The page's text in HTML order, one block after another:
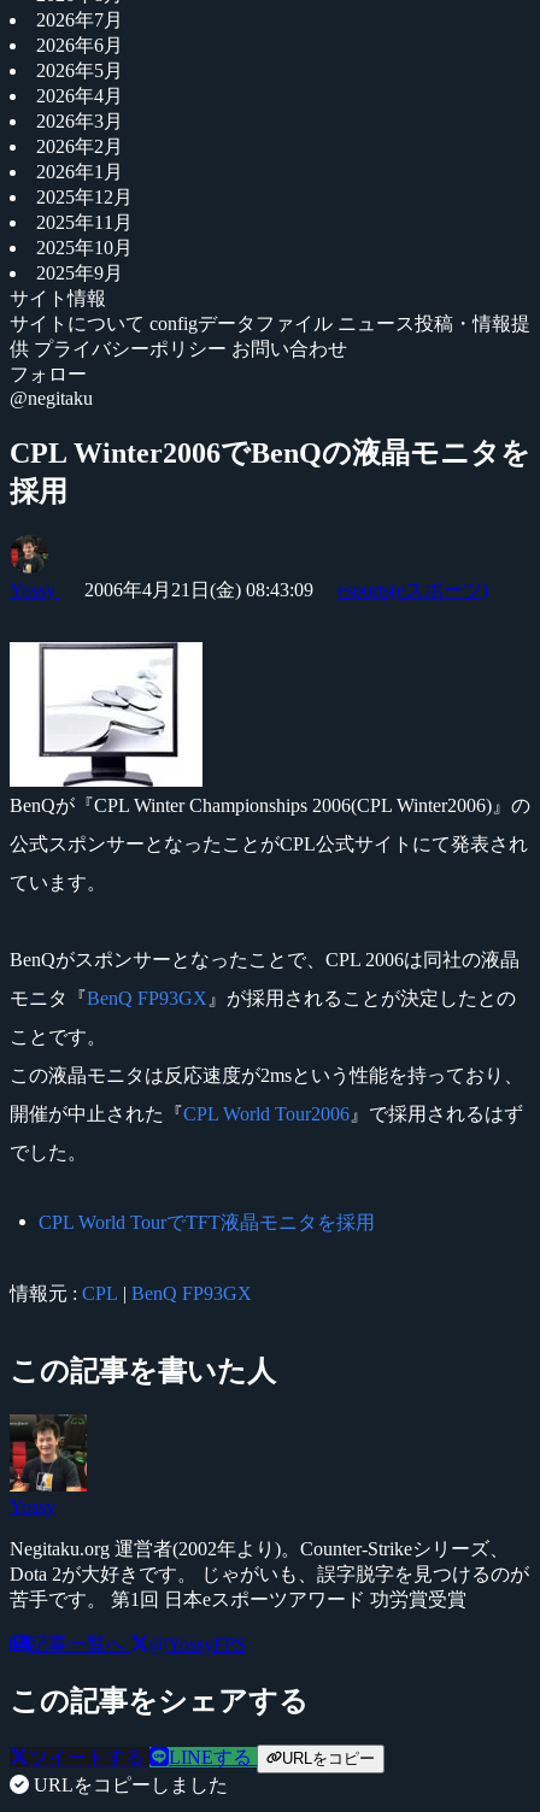
2026年7月
2026年6月
2026年5月
2026年4月
2026年3月
2026年2月
2026年1月
2025年12月
2025年11月
2025年10月
2025年9月
サイト情報
サイトについて configデータファイル ニュース投稿・情報提
供 プライバシーポリシー お問い合わせ
フォロー
@negitaku
CPL Winter2006でBenQの液晶モニタを
採用
Yossy 2006年4月21日(金) 08:43:09 esports(eスポーツ)
BenQが『CPL Winter Championships 2006(CPL Winter2006)』の
公式スポンサーとなったことがCPL公式サイトにて発表され
ています。
BenQがスポンサーとなったことで、CPL 2006は同社の液晶
モニタ『BenQ FP93GX 』が採用されることが決定したとの
ことです。
この液晶モニタは反応速度が2msという性能を持っており、
開催が中止された『CPL World Tour2006 』で採用されるはず
でした。
CPL World TourでTFT液晶モニタを採用
情報元 : CPL | BenQ FP93GX
この記事を書いた人
Yossy
Negitaku.org 運営者(2002年より)。Counter-Strikeシリーズ、
Dota 2が大好きです。 じゃがいも、誤字脱字を見つけるのが
苦手です。 第1回 日本eスポーツアワード 功労賞受賞
記事一覧へ @YossyFPS
この記事をシェアする
ツイートする LINEする URLをコピー
URLをコピーしました